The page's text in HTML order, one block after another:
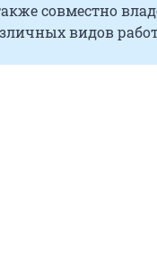
совместно
видов